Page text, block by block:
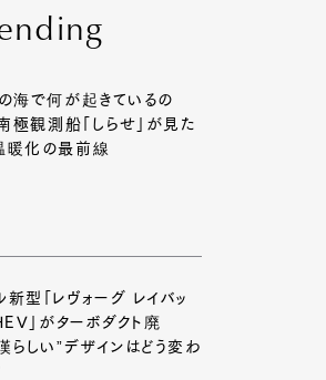
海で何が起きているの
極観測船「しらせ」が見た
暖化の最前線
新型「レヴォーグ レイバッ
」がターボダクト廃
らしい”デザインはどう変わ